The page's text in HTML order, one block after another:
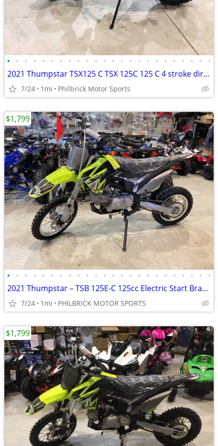
• • • • • • • • • • • • • • • • • • • • • • • •
2021 Thumpstar TSX125 C TSX 125C 125 C 4 stroke dirt bike Will Trade
7/24 1mi Philbrick Motor Sports
• • • • • • • • • • • • • • • • • • • • • • • •
2021 Thumpstar – TSB 125E-C 125cc Electric Start Brand New Will Trade
7/24 1mi PHILBRICK MOTOR SPORTS
$1,799
$1,799